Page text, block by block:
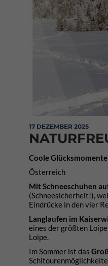
17 DEZEMBER 2025
Coole
Österreich
Mit Schneeschuhen
(Schneesicherheit!),
Eindrücke in den vier
Langlaufen im
eines der größten
Loipe.
Im Sommer ist das